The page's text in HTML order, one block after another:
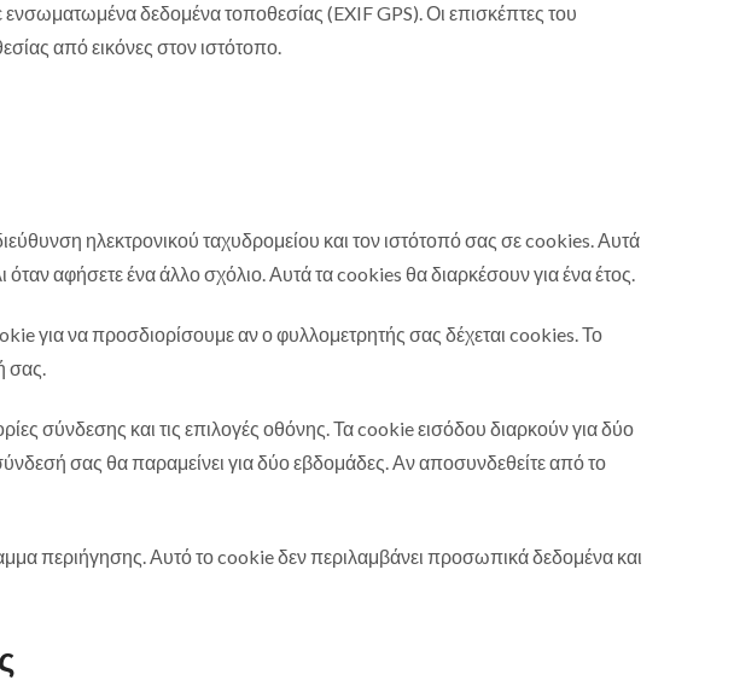
δεδομένα τοποθεσίας (EXIF GPS). Οι επισκέπτες του
από εικόνες στον ιστότοπο.
ηλεκτρονικού ταχυδρομείου και τον ιστότοπό σας σε cookies. Αυτά
όταν αφήσετε ένα άλλο σχόλιο. Αυτά τα cookies θα διαρκέσουν για ένα έτος.
για να προσδιορίσουμε αν ο φυλλομετρητής σας δέχεται cookies. Το
σας.
σύνδεσης και τις επιλογές οθόνης. Τα cookie εισόδου διαρκούν για δύο
σας θα παραμείνει για δύο εβδομάδες. Αν αποσυνδεθείτε από το
περιήγησης. Αυτό το cookie δεν περιλαμβάνει προσωπικά δεδομένα και